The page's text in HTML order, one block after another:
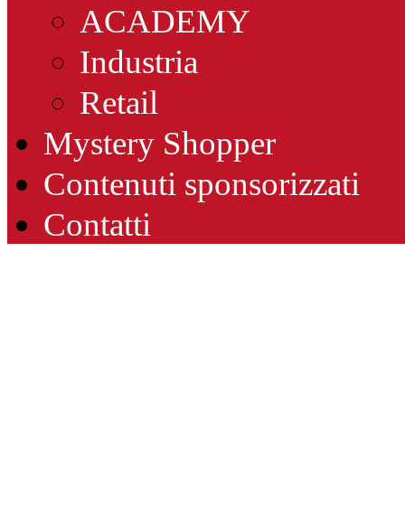
ACADEMY
Industria
Retail
Mystery Shopper
Contenuti sponsorizzati
Contatti